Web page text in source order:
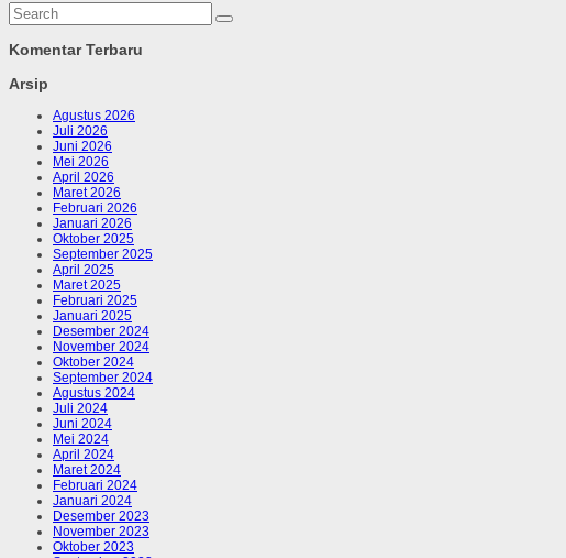
Komentar Terbaru
Arsip
Agustus 2026
Juli 2026
Juni 2026
Mei 2026
April 2026
Maret 2026
Februari 2026
Januari 2026
Oktober 2025
September 2025
April 2025
Maret 2025
Februari 2025
Januari 2025
Desember 2024
November 2024
Oktober 2024
September 2024
Agustus 2024
Juli 2024
Juni 2024
Mei 2024
April 2024
Maret 2024
Februari 2024
Januari 2024
Desember 2023
November 2023
Oktober 2023